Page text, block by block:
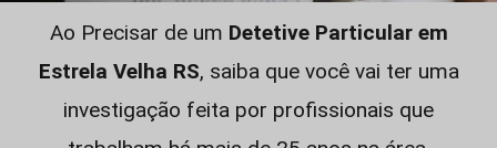
Ao Precisar de um Detetive Particular em
Estrela Velha RS, saiba que você vai ter uma
investigação feita por profissionais que